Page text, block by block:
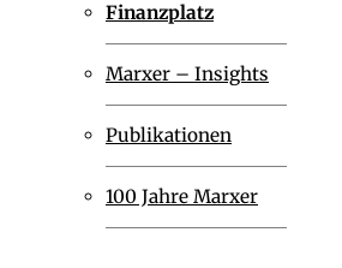
Finanzplatz
Marxer – Insights
Publikationen
100 Jahre Marxer